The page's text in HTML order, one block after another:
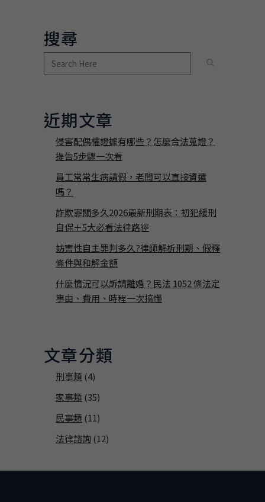
搜尋
近期文章
侵害配偶權證據有哪些？怎麼合法蒐證？
提告5步驟一次看
員工常常生病請假，老闆可以直接資遣
嗎？
詐欺罪關多久2026最新刑期表：初犯緩刑
自保＋5大必看法律路徑
妨害性自主罪判多久?律師解析刑期、假釋
條件與和解金額
什麼情況可以訴請離婚？民法 1052 條法定
事由、費用、時程一次搞懂
文章分類
刑事類 (4)
家事類 (35)
民事類 (11)
法律諮詢 (12)